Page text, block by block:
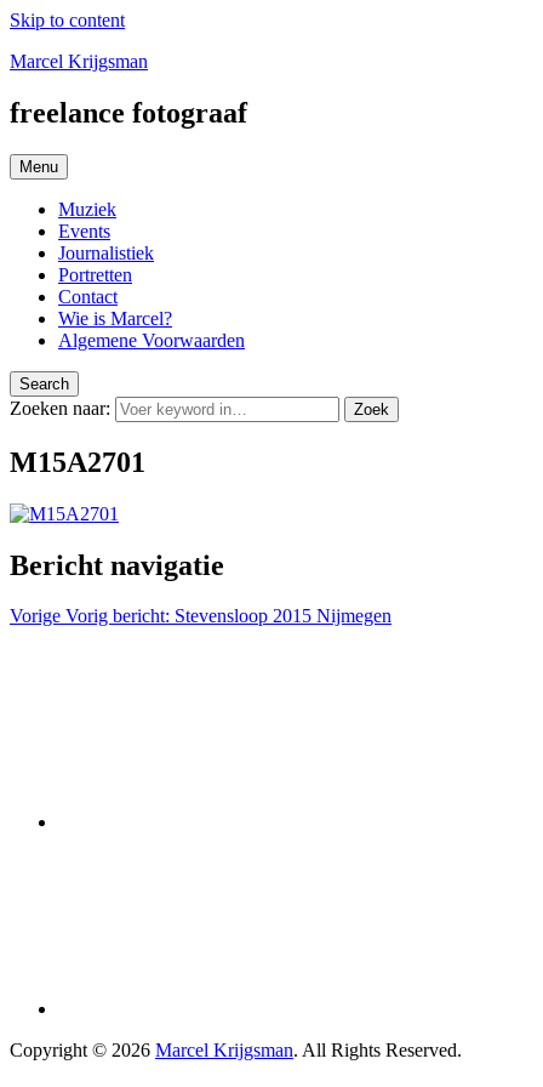
Skip to content
Marcel Krijgsman
freelance fotograaf
Menu
Muziek
Events
Journalistiek
Portretten
Contact
Wie is Marcel?
Algemene Voorwaarden
Search
Zoeken naar: Zoek
M15A2701
Bericht navigatie
Vorige Vorig bericht: Stevensloop 2015 Nijmegen
Copyright © 2026 Marcel Krijgsman. All Rights Reserved.